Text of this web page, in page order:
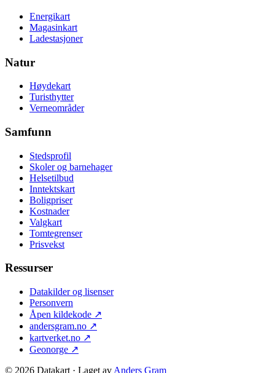
Energikart
Magasinkart
Ladestasjoner
Natur
Høydekart
Turisthytter
Verneområder
Samfunn
Stedsprofil
Skoler og barnehager
Helsetilbud
Inntektskart
Boligpriser
Kostnader
Valgkart
Tomtegrenser
Prisvekst
Ressurser
Datakilder og lisenser
Personvern
Åpen kildekode ↗
andersgram.no ↗
kartverket.no ↗
Geonorge ↗
© 2026 Datakart · Laget av Anders Gram